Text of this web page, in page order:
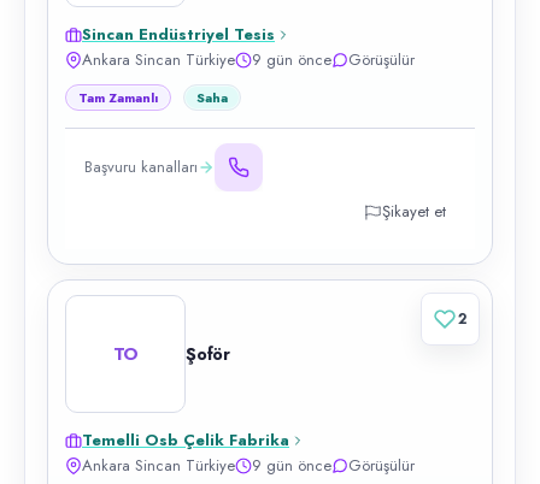
Sincan Endüstriyel Tesis
Ankara Sincan Türkiye
9 gün önce Görüşülür
Tam Zamanlı Saha
Başvuru kanalları
Şikayet et
TO Şoför
Temelli Osb Çelik Fabrika
Ankara Sincan Türkiye
9 gün önce Görüşülür
2